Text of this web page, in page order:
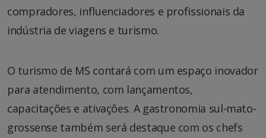
compradores, influenciadores e profissionais da
indústria de viagens e turismo.
O turismo de MS contará com um espaço inovador
para atendimento, com lançamentos,
capacitações e ativações. A gastronomia sul-mato-
grossense também será destaque com os chefs